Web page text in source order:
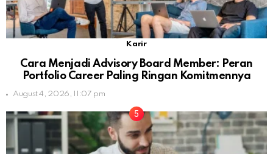
Karir
Cara Menjadi Advisory Board Member: Peran
Portfolio Career Paling Ringan Komitmennya
August 4, 2026, 11:07 pm